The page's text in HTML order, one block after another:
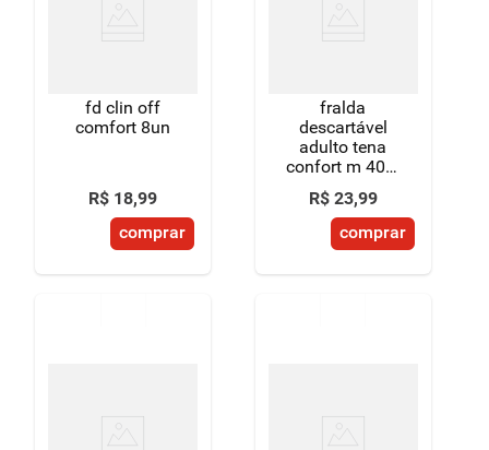
fd clin off
comfort 8un
R$ 18,99
comprar
fralda
descartável
adulto tena
confort m 40 a
70kg pacote 8
unidades
R$ 23,99
comprar